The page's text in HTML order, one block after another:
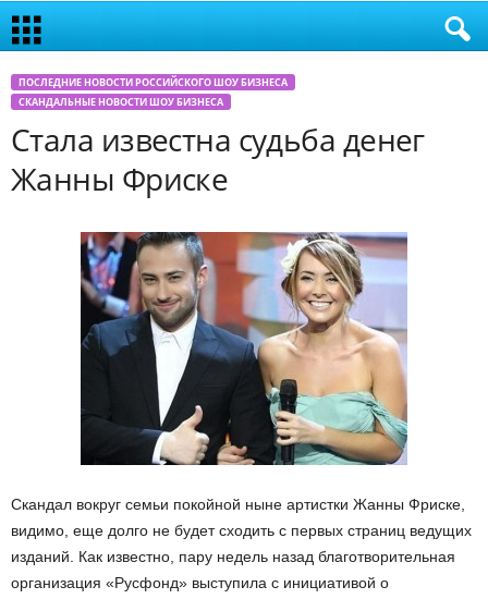
ПОСЛЕДНИЕ НОВОСТИ РОССИЙСКОГО ШОУ БИЗНЕСА
СКАНДАЛЬНЫЕ НОВОСТИ ШОУ БИЗНЕСА
Стала известна судьба денег
Жанны Фриске
Скандал вокруг семьи покойной ныне артистки Жанны Фриске,
видимо, еще долго не будет сходить с первых страниц ведущих
изданий. Как известно, пару недель назад благотворительная
организация «Русфонд» выступила с инициативой о